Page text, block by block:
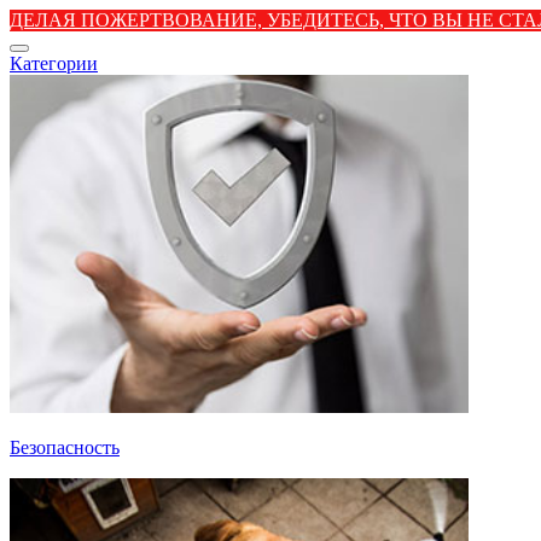
ДЕЛАЯ ПОЖЕРТВОВАНИЕ, УБЕДИТЕСЬ, ЧТО ВЫ НЕ
Категории
Безопасность